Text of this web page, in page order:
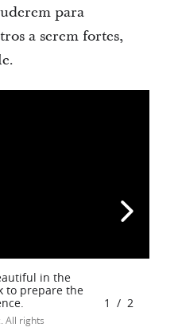
para
a serem fortes,
in the
to prepare the
All rights
1 / 2